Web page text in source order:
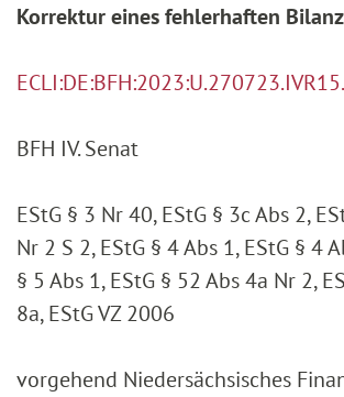
Korrektur eines fehlerhaften
BFH IV. Senat
EStG § 3 Nr 40, EStG § 3c Abs 2,
Nr 2 S 2, EStG § 4 Abs 1, EStG § 4
§ 5 Abs 1, EStG § 52 Abs 4a Nr 2,
8a, EStG VZ 2006
vorgehend Niedersächsisches